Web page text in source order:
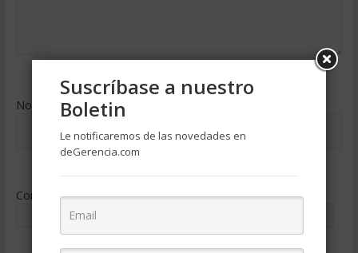
Nombre*
Correo electrónico*
Suscríbase a nuestro
Boletin
Le notificaremos de las novedades en
deGerencia.com